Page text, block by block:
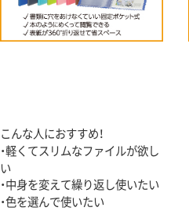
こんな人におすすめ！
・軽くてスリムなファイルが欲し
い
・中身を変えて繰り返し使いたい
・色を選んで使いたい